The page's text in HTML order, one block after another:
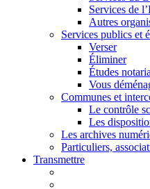
Services de
Autres
Services publics et
Verser
Éliminer
Études
Vous
Communes et
Le contrôle
Les
Les archives
Particuliers,
Transmettre